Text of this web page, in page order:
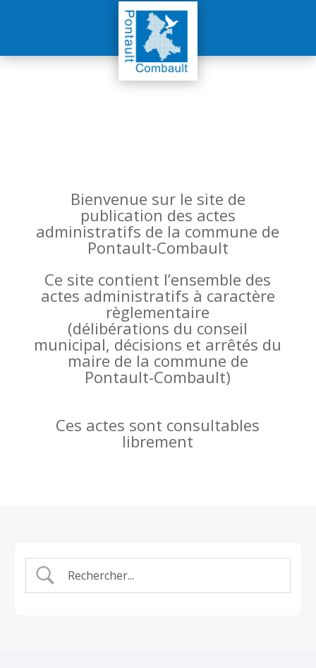
Bienvenue sur le site de
publication des actes
administratifs de la commune de
Pontault-Combault
Ce site contient l’ensemble des
actes administratifs à caractère
règlementaire
(délibérations du conseil
municipal, décisions et arrêtés du
maire de la commune de
Pontault-Combault)
Ces actes sont consultables
librement